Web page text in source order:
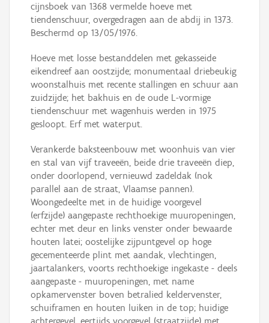
cijnsboek van 1368 vermelde hoeve met
tiendenschuur, overgedragen aan de abdij in 1373.
Beschermd op 13/05/1976.
Hoeve met losse bestanddelen met gekasseide
eikendreef aan oostzijde; monumentaal driebeukig
woonstalhuis met recente stallingen en schuur aan
zuidzijde; het bakhuis en de oude L-vormige
tiendenschuur met wagenhuis werden in 1975
gesloopt. Erf met waterput.
Verankerde baksteenbouw met woonhuis van vier
en stal van vijf traveeën, beide drie traveeën diep,
onder doorlopend, vernieuwd zadeldak (nok
parallel aan de straat, Vlaamse pannen).
Woongedeelte met in de huidige voorgevel
(erfzijde) aangepaste rechthoekige muuropeningen,
echter met deur en links venster onder bewaarde
houten latei; oostelijke zijpuntgevel op hoge
gecementeerde plint met aandak, vlechtingen,
jaartalankers, voorts rechthoekige ingekaste - deels
aangepaste - muuropeningen, met name
opkamervenster boven betralied keldervenster,
schuiframen en houten luiken in de top; huidige